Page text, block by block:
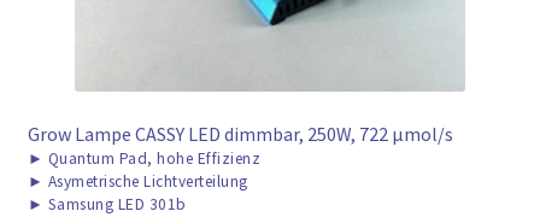
Grow Lampe CASSY LED dimmbar, 250W, 722 μmol/s
► Quantum Pad, hohe Effizienz
► Asymetrische Lichtverteilung
► Samsung LED 301b